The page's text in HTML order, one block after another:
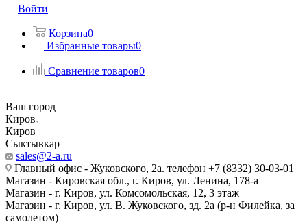
Войти
Корзина0
Избранные товары0
Сравнение товаров0
Ваш город
Киров
Киров
Сыктывкар
sales@2-a.ru
Главный офис - Жуковского, 2а. телефон +7 (8332) 30-03-01
Магазин - Кировская обл., г. Киров, ул. Ленина, 178-а
Магазин - г. Киров, ул. Комсомольская, 12, 3 этаж
Магазин - г. Киров, ул. В. Жуковского, зд. 2а (р-н Филейка, за
самолетом)